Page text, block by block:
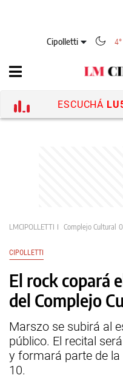
Cipolletti 4°
ESCUCHÁ
LMCIPOLLETTI Complejo Cultural
CIPOLLETTI
El rock copará
del Complejo
Marszo se subirá al
público. El recital
y formará parte de
10.